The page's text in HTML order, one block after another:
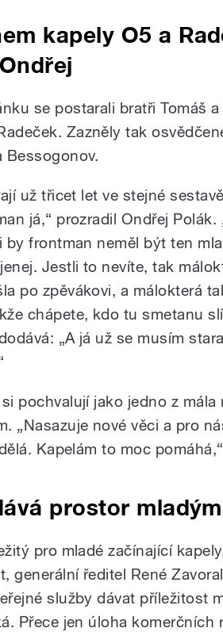
kapely O5 a
se postarali bratři Tomáš
Zazněly tak
Bessogonov.
už třicet let ve stejné
já,“ prozradil Ondřej Polák.
by frontman neměl být ten
Jestli to nevíte, tak
po zpěvákovi, a málokterá
chápete, kdo tu smetanu
„A já už se musím
pochvalují jako jedno z mála
„Nasazuje nové věci a pro
Kapelám to moc
prostor
pro mladé začínající
generální ředitel René
služby dávat příležitost
Přece jen úloha komerčních